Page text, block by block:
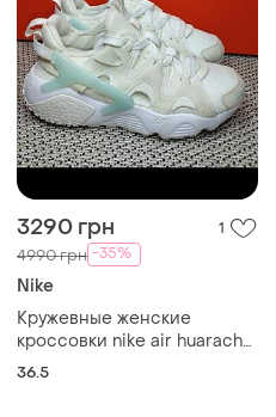
3290 грн 1
4990 грн -35%
Nike
Кружевные женские
кроссовки nike air huarache
craft dq8031-104
36.5